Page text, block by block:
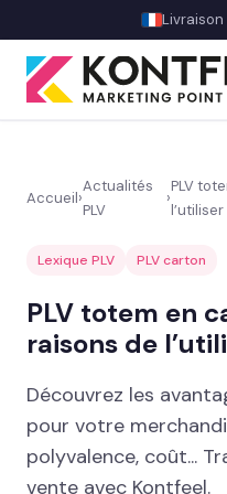
Présentoir comptoir
Présentoir sol
Stand événementiel
Packaging et coffrets
Accueil›
Actualités
PLV
›
PLV
l’utiliser
Lexique PLV PLV carton
PLV totem en
raisons de
Découvrez les
pour votre
polyvalence, coût...
vente avec Kontfeel.